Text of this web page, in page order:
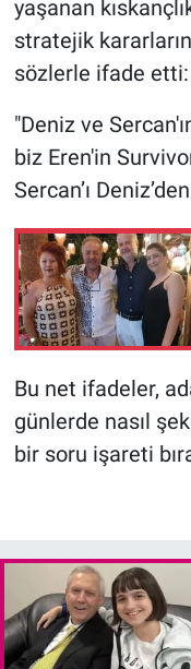
yaşanan
stratejik
sözlerle ifade etti:
"Deniz ve
biz Eren'in
Sercan’ı
Bu net ifadeler,
günlerde nasıl
bir soru işareti